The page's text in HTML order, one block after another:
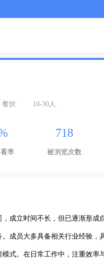
餐饮 10-30人
率
718
被浏览次数
成立时间不长，但已逐渐形
成员大多具备相关行业经验
式。在日常工作中，注重效